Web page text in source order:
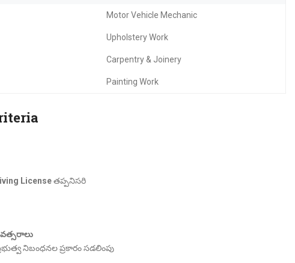
Motor Vehicle Mechanic
Upholstery Work
Carpentry & Joinery
Painting Work
Licenseతప్పనిసరి
నిబంధనల ప్రకారం సడలింపు